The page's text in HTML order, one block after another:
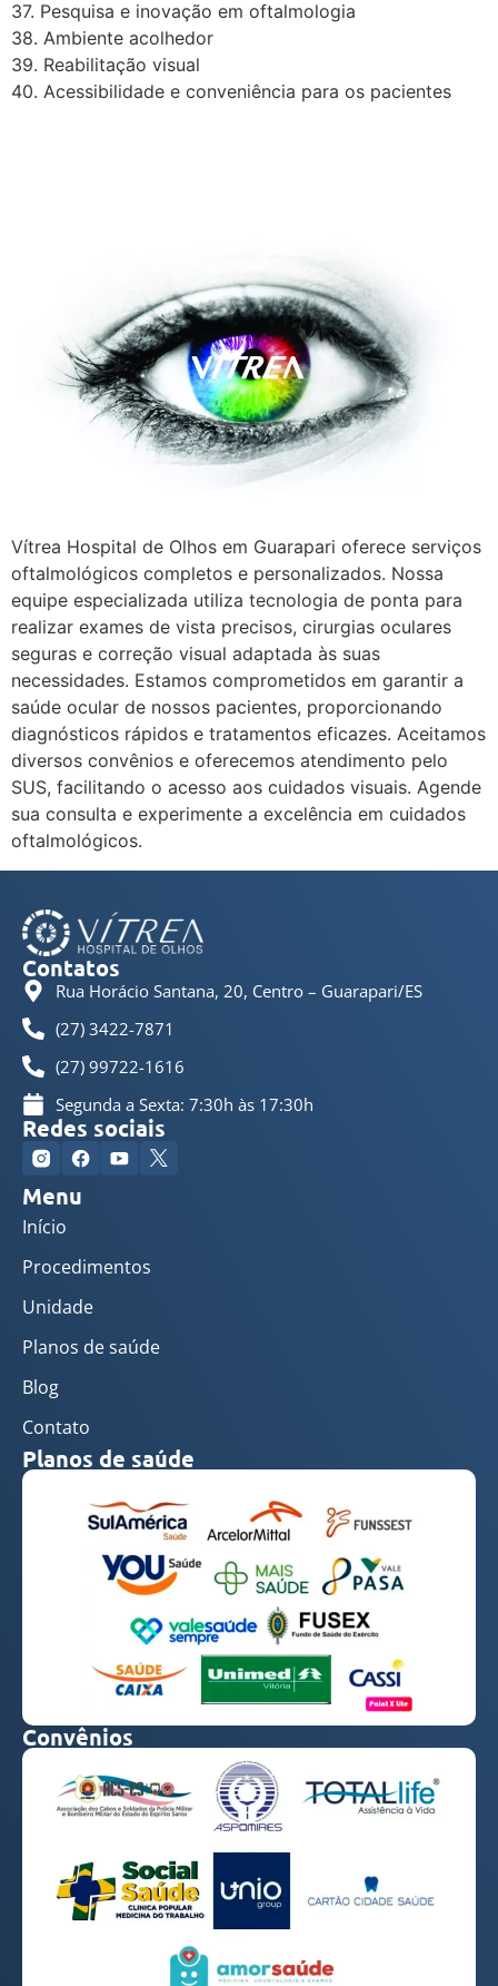
37. Pesquisa e inovação em oftalmologia
38. Ambiente acolhedor
39. Reabilitação visual
40. Acessibilidade e conveniência para os pacientes
Vítrea Hospital de Olhos em Guarapari oferece serviços
oftalmológicos completos e personalizados. Nossa
equipe especializada utiliza tecnologia de ponta para
realizar exames de vista precisos, cirurgias oculares
seguras e correção visual adaptada às suas
necessidades. Estamos comprometidos em garantir a
saúde ocular de nossos pacientes, proporcionando
diagnósticos rápidos e tratamentos eficazes. Aceitamos
diversos convênios e oferecemos atendimento pelo
SUS, facilitando o acesso aos cuidados visuais. Agende
sua consulta e experimente a excelência em cuidados
oftalmológicos.
Contatos
Rua Horácio Santana, 20, Centro – Guarapari/ES
(27) 3422-7871
(27) 99722-1616
Segunda a Sexta: 7:30h às 17:30h
Redes sociais
Menu
Início
Procedimentos
Unidade
Planos de saúde
Blog
Contato
Planos de saúde
Convênios